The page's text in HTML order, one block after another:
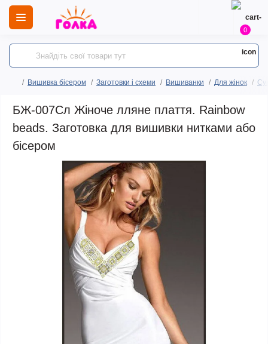
0
Вишивка бісером Заготовки і схеми Вишиванки Для жінок
БЖ-007Сл Жіноче лляне плаття. Rainbow
beads. Заготовка для вишивки нитками або
бісером